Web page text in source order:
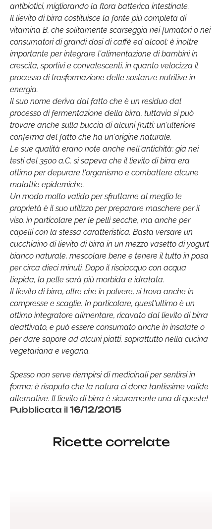
antibiotici, migliorando la flora batterica intestinale.
Il lievito di birra costituisce la fonte più completa di
vitamina B, che solitamente scarseggia nei fumatori o nei
consumatori di grandi dosi di caffè ed alcool; è inoltre
importante per integrare l'alimentazione di bambini in
crescita, sportivi e convalescenti, in quanto velocizza il
processo di trasformazione delle sostanze nutritive in
energia.
Il suo nome deriva dal fatto che è un residuo dal
processo di fermentazione della birra, tuttavia si può
trovare anche sulla buccia di alcuni frutti: un'ulteriore
conferma del fatto che ha un'origine naturale.
Le sue qualità erano note anche nell'antichità: già nei
testi del 3500 a.C. si sapeva che il lievito di birra era
ottimo per depurare l'organismo e combattere alcune
malattie epidemiche.
Un modo molto valido per sfruttarne al meglio le
proprietà è il suo utilizzo per preparare maschere per il
viso, in particolare per le pelli secche, ma anche per
capelli con la stessa caratteristica. Basta versare un
cucchiaino di lievito di birra in un mezzo vasetto di yogurt
bianco naturale, mescolare bene e tenere il tutto in posa
per circa dieci minuti. Dopo il risciacquo con acqua
tiepida, la pelle sarà più morbida e idratata.
Il lievito di birra, oltre che in polvere, si trova anche in
compresse e scaglie. In particolare, quest'ultimo è un
ottimo integratore alimentare, ricavato dal lievito di birra
deattivato, e può essere consumato anche in insalate o
per dare sapore ad alcuni piatti, soprattutto nella cucina
vegetariana e vegana.
Spesso non serve riempirsi di medicinali per sentirsi in
forma: è risaputo che la natura ci dona tantissime valide
alternative. Il lievito di birra è sicuramente una di queste!
Pubblicata il 16/12/2015
Ricette correlate